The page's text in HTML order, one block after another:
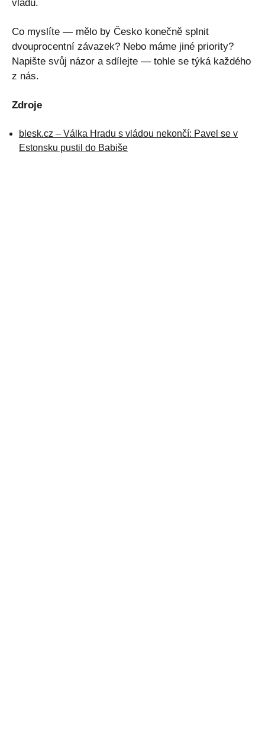
vládu.
Co myslíte — mělo by Česko konečně splnit
dvouprocentní závazek? Nebo máme jiné priority?
Napište svůj názor a sdílejte — tohle se týká každého
z nás.
Zdroje
blesk.cz – Válka Hradu s vládou nekončí: Pavel se v
Estonsku pustil do Babiše